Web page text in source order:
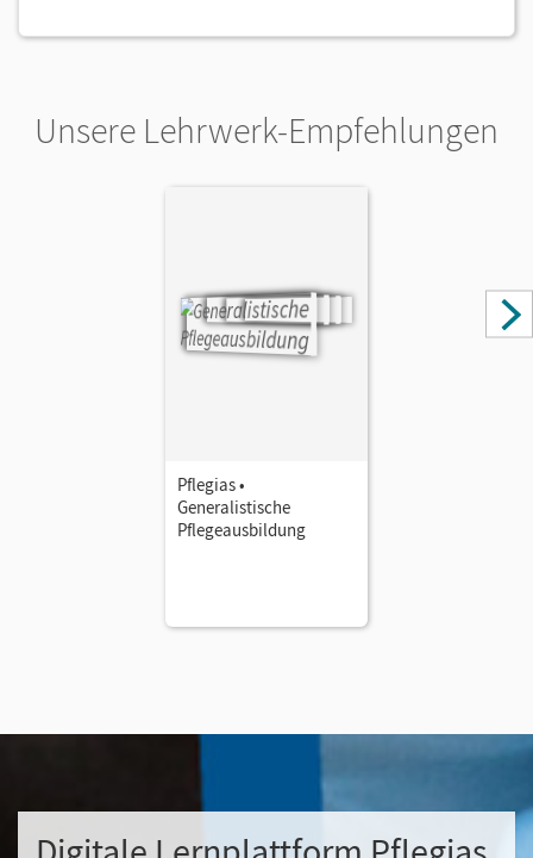
Unsere Lehrwerk-Empfehlungen
Pflegias •
Generalistische
Pflegeausbildung